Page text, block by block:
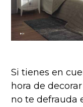
Si tienes en
hora de
no te defrauda